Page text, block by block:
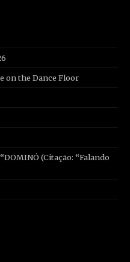
on the Dance Floor
(Citação: “Falando